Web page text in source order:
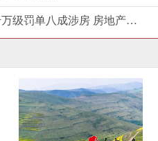
严查资金违规输血楼市 银行千万级罚单八成涉房 房地产金融强监管态势延续